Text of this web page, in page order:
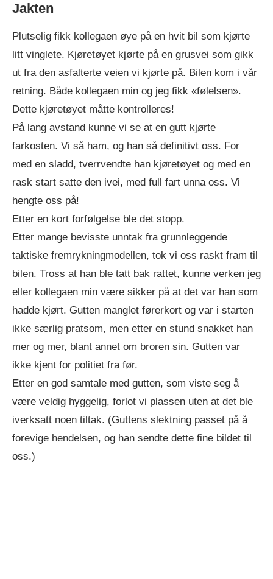
Jakten
Plutselig fikk kollegaen øye på en hvit bil som kjørte
litt vinglete. Kjøretøyet kjørte på en grusvei som gikk
ut fra den asfalterte veien vi kjørte på. Bilen kom i vår
retning. Både kollegaen min og jeg fikk «følelsen».
Dette kjøretøyet måtte kontrolleres!
På lang avstand kunne vi se at en gutt kjørte
farkosten. Vi så ham, og han så definitivt oss. For
med en sladd, tverrvendte han kjøretøyet og med en
rask start satte den ivei, med full fart unna oss. Vi
hengte oss på!
Etter en kort forfølgelse ble det stopp.
Etter mange bevisste unntak fra grunnleggende
taktiske fremrykningmodellen, tok vi oss raskt fram til
bilen. Tross at han ble tatt bak rattet, kunne verken jeg
eller kollegaen min være sikker på at det var han som
hadde kjørt. Gutten manglet førerkort og var i starten
ikke særlig pratsom, men etter en stund snakket han
mer og mer, blant annet om broren sin. Gutten var
ikke kjent for politiet fra før.
Etter en god samtale med gutten, som viste seg å
være veldig hyggelig, forlot vi plassen uten at det ble
iverksatt noen tiltak. (Guttens slektning passet på å
forevige hendelsen, og han sendte dette fine bildet til
oss.)